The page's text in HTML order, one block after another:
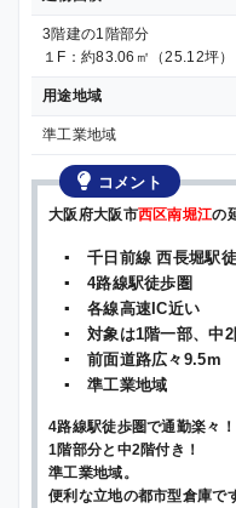
3階建の1階部分
１F：約83.06㎡（25.12坪）
用途地域
準工業地域
コメント
大阪府大阪市西区南堀江の
▪ 千日前線 西長堀駅
▪ 4路線駅徒歩圏
▪ 各線高速IC近い
▪ 対象は1階一部、中2
▪ 前面道路広々9.5m
▪ 準工業地域
4路線駅徒歩圏で通勤楽々！
1階部分と中2階付き！
準工業地域。
便利な立地の都市型倉庫で